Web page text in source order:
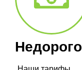
Недорого